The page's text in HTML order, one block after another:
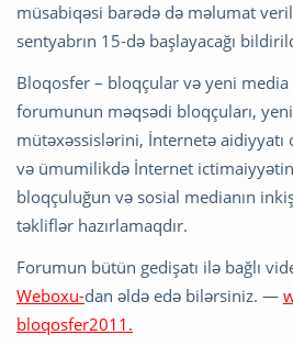
müsabiqəsi barədə də məlumat
sentyabrın 15-də başlayacağı
Bloqosfer – bloqçular və yeni
forumunun məqsədi bloqçuları,
mütəxəssislərini, İnternetə
və ümumilikdə İnternet
bloqçuluğun və sosial medianın
təkliflər hazırlamaqdır.
Forumun bütün gedişatı ilə bağlı
Weboxu-dan əldə edə bilərsiniz. —
bloqosfer2011.